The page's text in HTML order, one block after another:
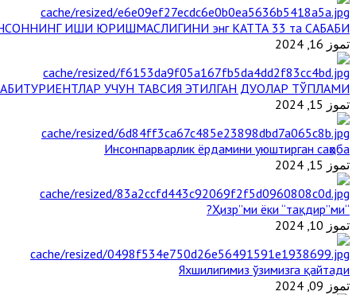
ИШИ ЮРИШМАСЛИГИНИ энг КАТТА 33 та САБАБИ
تموز 16, 2024
АБИТУРИЕНТЛАР УЧУН ТАВСИЯ ЭТИЛГАН ДУОЛАР ТЎПЛАМИ
تموز 15, 2024
Инсонпарварлик ёрдамини уюштирган саҳоба
تموز 15, 2024
“Ҳизр”ми ёки “тақдир”ми?
تموز 10, 2024
Яхшилигимиз ўзимизга қайтади
تموز 09, 2024